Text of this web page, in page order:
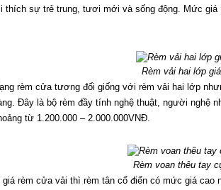
thích sự trẻ trung, tươi mới và sống động. Mức
Rèm vải hai lớp
rèm cửa tương đối giống với rèm vải hai lớp
Đây là bộ rèm đầy tính nghệ thuật, người nghệ
từ 1.200.000 – 2.000.000VNĐ.
Rèm voan thêu tay
giá rèm cửa vải thì rèm tân cổ điển có mức giá